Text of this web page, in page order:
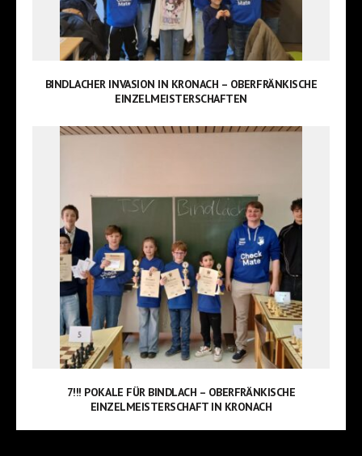
BINDLACHER INVASION IN KRONACH – OBERFRÄNKISCHE
EINZELMEISTERSCHAFTEN
7!!! POKALE FÜR BINDLACH – OBERFRÄNKISCHE
EINZELMEISTERSCHAFT IN KRONACH